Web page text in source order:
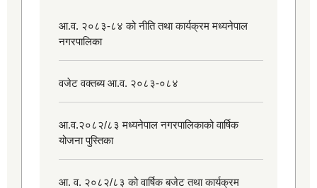
आ.व. २०८३-८४ को नीति तथा कार्यक्रम मध्यनेपाल
नगरपालिका
वजेट वक्तब्य आ.व. २०८३-०८४
आ.व.२०८२/८३ मध्यनेपाल नगरपालिकाको वार्षिक
योजना पुस्तिका
आ. व. २०८२/८३ को वार्षिक बजेट तथा कार्यक्रम